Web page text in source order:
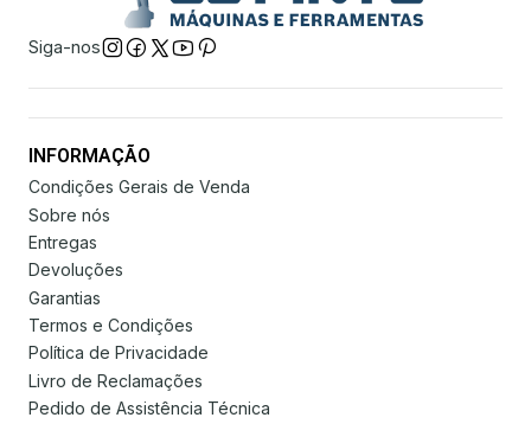
Siga-nos
INFORMAÇÃO
Condições Gerais de Venda
Sobre nós
Entregas
Devoluções
Garantias
Termos e Condições
Política de Privacidade
Livro de Reclamações
Pedido de Assistência Técnica